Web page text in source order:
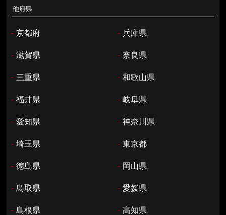
他府県
- 京都府 - 兵庫県
- 滋賀県 - 奈良県
- 三重県 - 和歌山県
- 福井県 - 岐阜県
- 愛知県 - 神奈川県
- 埼玉県 - 東京都
- 徳島県 - 岡山県
- 鳥取県 - 愛媛県
- 島根県 - 高知県